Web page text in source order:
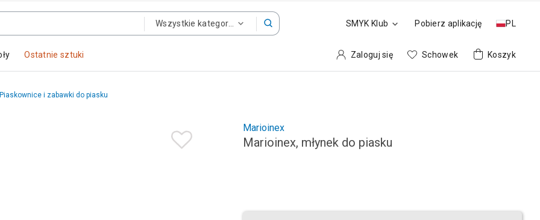
SMYK Klub Pobierz aplikację PL
Ostatnie sztuki Zaloguj się Schowek Koszyk
Piaskownice i zabawki do piasku
Marioinex
Marioinex, młynek do piasku